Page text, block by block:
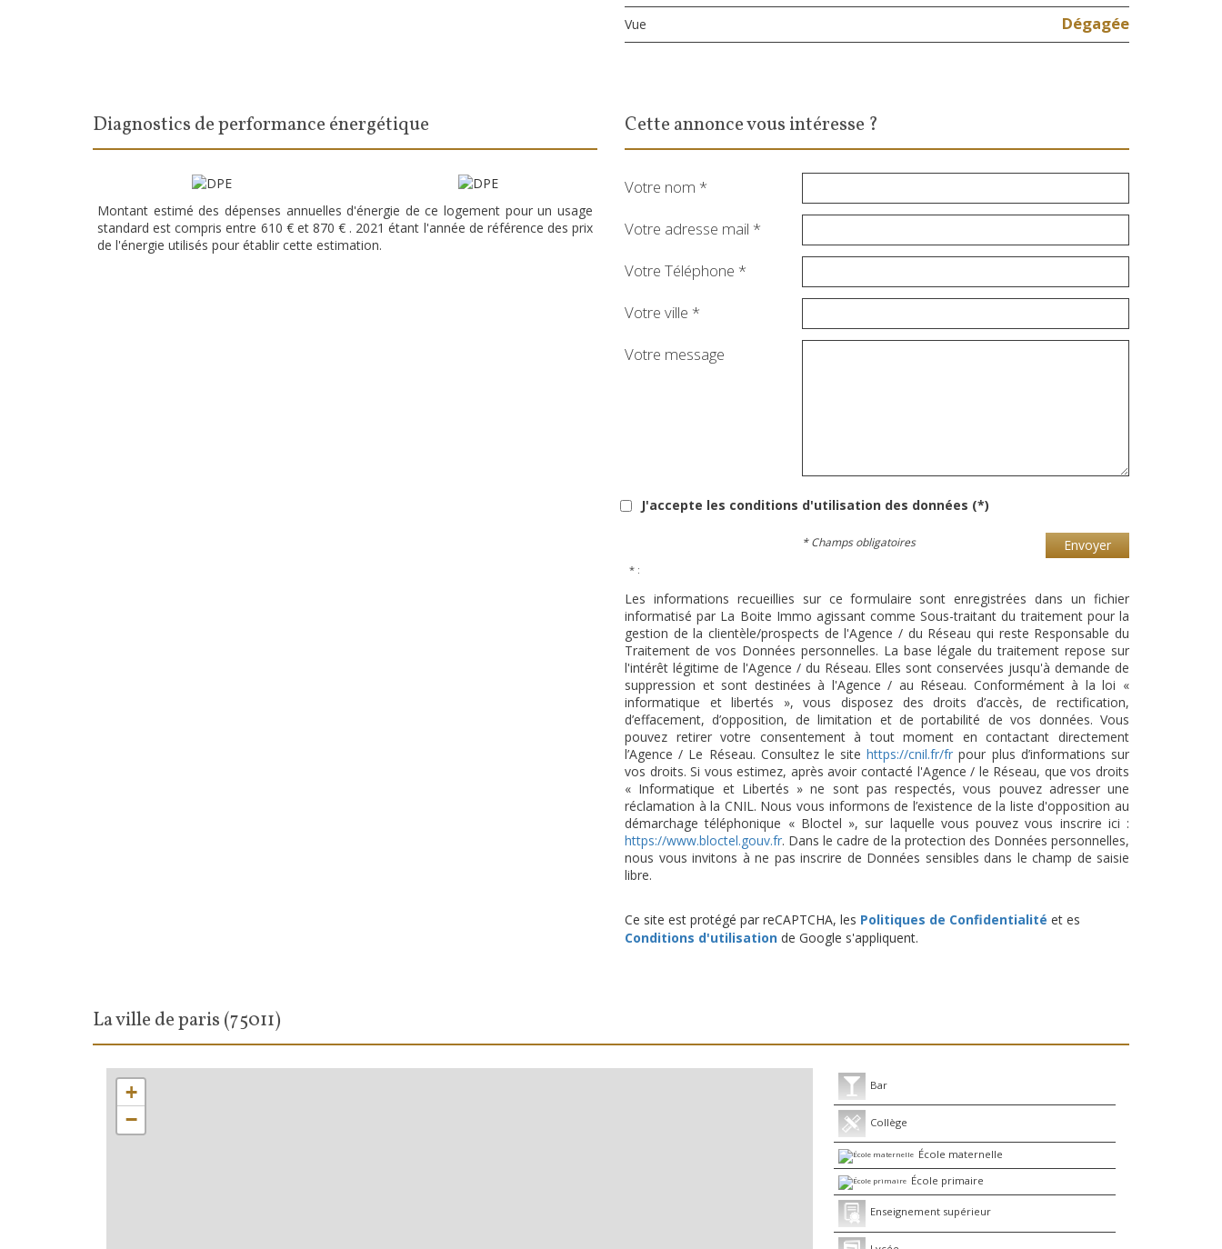
Vue Dégagée
diagnostics de performance énergétique
Montant estimé des dépenses annuelles d'énergie de ce logement pour un usage
standard est compris entre 610 € et 870 € . 2021 étant l'année de référence des prix
de l'énergie utilisés pour établir cette estimation.
cette annonce vous intéresse ?
Votre nom *
Votre adresse mail *
Votre Téléphone *
Votre ville *
Votre message
J'accepte les conditions d'utilisation des données (*)
Envoyer
* Champs obligatoires
* :
Les informations recueillies sur ce formulaire sont enregistrées dans un fichier
informatisé par La Boite Immo agissant comme Sous-traitant du traitement pour la
gestion de la clientèle/prospects de l'Agence / du Réseau qui reste Responsable du
Traitement de vos Données personnelles. La base légale du traitement repose sur
l'intérêt légitime de l'Agence / du Réseau. Elles sont conservées jusqu'à demande de
suppression et sont destinées à l'Agence / au Réseau. Conformément à la loi «
informatique et libertés », vous disposez des droits d’accès, de rectification,
d’effacement, d’opposition, de limitation et de portabilité de vos données. Vous
pouvez retirer votre consentement à tout moment en contactant directement
l’Agence / Le Réseau. Consultez le sitehttps://cnil.fr/fr pour plus d’informations sur
vos droits. Si vous estimez, après avoir contacté l'Agence / le Réseau, que vos droits
« Informatique et Libertés » ne sont pas respectés, vous pouvez adresser une
réclamation à la CNIL. Nous vous informons de l’existence de la liste d'opposition au
démarchage téléphonique « Bloctel », sur laquelle vous pouvez vous inscrire ici :
https://www.bloctel.gouv.fr. Dans le cadre de la protection des Données personnelles,
nous vous invitons à ne pas inscrire de Données sensibles dans le champ de saisie
libre.
Ce site est protégé par reCAPTCHA, les Politiques de Confidentialité et es
Conditions d'utilisation de Google s'appliquent.
la ville de paris (75011)
+
−
Bar
Collège
École maternelle
École primaire
Enseignement supérieur